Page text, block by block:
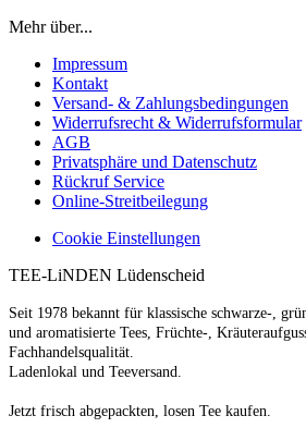
Mehr über...
Impressum
Kontakt
Versand- & Zahlungsbedingungen
Widerrufsrecht & Widerrufsformular
AGB
Privatsphäre und Datenschutz
Rückruf Service
Online-Streitbeilegung
Cookie Einstellungen
TEE-LiNDEN Lüdenscheid
Seit 1978 bekannt für klassische schwarze-,
und aromatisierte Tees, Früchte-,
Fachhandelsqualität.
Ladenlokal und Teeversand.
Jetzt frisch abgepackten, losen Tee kaufen.